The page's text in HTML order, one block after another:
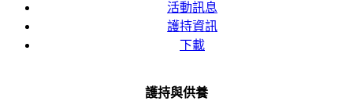
活動訊息
護持資訊
下載
護持與供養